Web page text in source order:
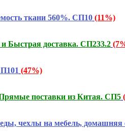
ткани 560%. СП10 (11%)
Быстрая доставка. СП233.2
(47%)
Прямые поставки из Китая. СП5
на мебель, домашняя